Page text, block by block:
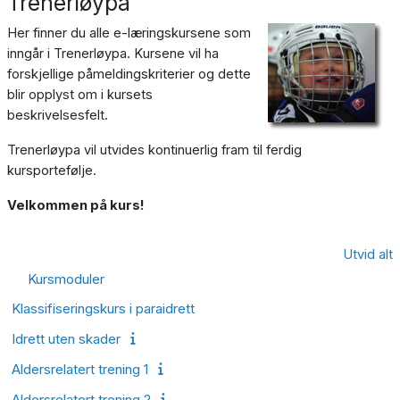
Her finner du alle e-læringskursene som
inngår i Trenerløypa. Kursene vil ha
forskjellige påmeldingskriterier og dette
blir opplyst om i kursets
beskrivelsesfelt.
Trenerløypa vil utvides kontinuerlig fram til ferdig
kursportefølje.
Velkommen på kurs!
Utvid alt
Kursmoduler
Klassifiseringskurs i paraidrett
Idrett uten skader
Aldersrelatert trening 1